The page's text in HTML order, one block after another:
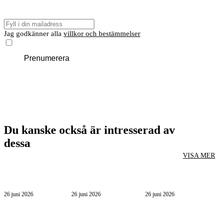
E-
post
Jag godkänner alla villkor och bestämmelser
Prenumerera
Du kanske också är intresserad av
dessa
VISA MER
26 juni 2026 26 juni 2026 26 juni 2026